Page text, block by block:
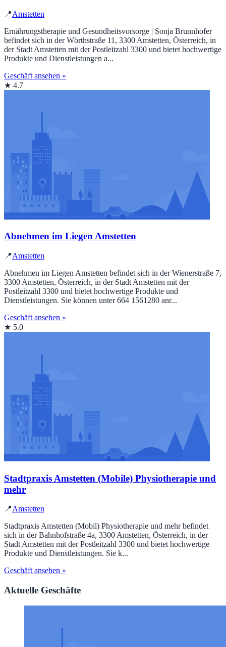
📍Amstetten
Ernährungstherapie und Gesundheitsvorsorge | Sonja Brunnhofer
befindet sich in der Wörthstraße 11, 3300 Amstetten, Österreich, in
der Stadt Amstetten mit der Postleitzahl 3300 und bietet hochwertige
Produkte und Dienstleistungen a...
Geschäft ansehen »
★ 4.7
Abnehmen im Liegen Amstetten
📍Amstetten
Abnehmen im Liegen Amstetten befindet sich in der Wienerstraße 7,
3300 Amstetten, Österreich, in der Stadt Amstetten mit der
Postleitzahl 3300 und bietet hochwertige Produkte und
Dienstleistungen. Sie können unter 664 1561280 anr...
Geschäft ansehen »
★ 5.0
Stadtpraxis Amstetten (Mobile) Physiotherapie und
mehr
📍Amstetten
Stadtpraxis Amstetten (Mobil) Physiotherapie und mehr befindet
sich in der Bahnhofstraße 4a, 3300 Amstetten, Österreich, in der
Stadt Amstetten mit der Postleitzahl 3300 und bietet hochwertige
Produkte und Dienstleistungen. Sie k...
Geschäft ansehen »
Aktuelle Geschäfte